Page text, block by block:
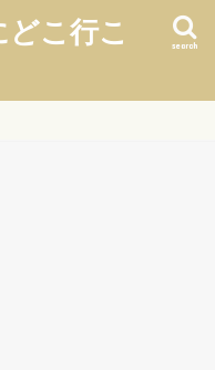
こ行こ
search